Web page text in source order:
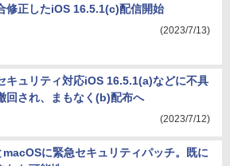
修正したiOS 16.5.1(c)配信開始
(2023/7/13)
キュリティ対応iOS 16.5.1(a)などに不具
回され、まもなく(b)配布へ
(2023/7/12)
macOSに緊急セキュリティパッチ。既に